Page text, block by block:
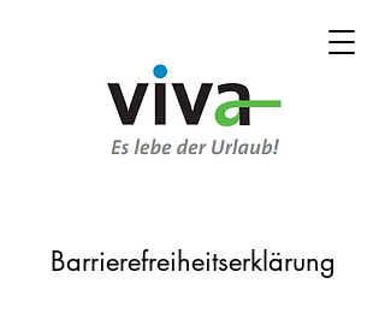
Barrierefreiheitserklärung